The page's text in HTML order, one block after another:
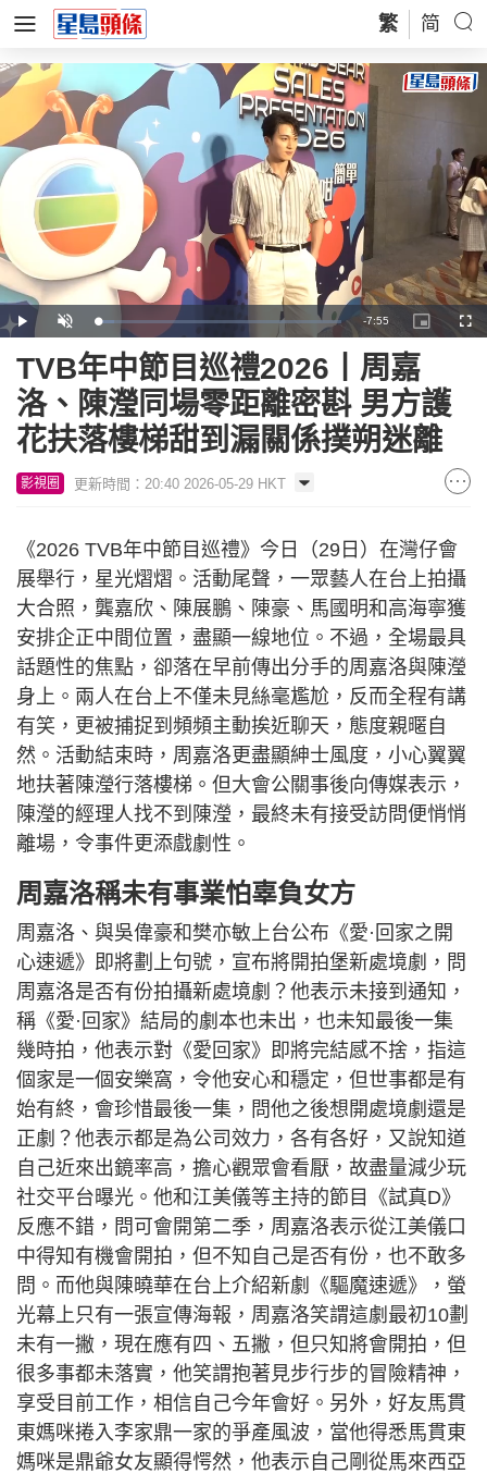
繁 简
Play UnmuteLoaded:
6.67%
Remaining
Time
-7:55
Picture-
in-
TVB年中節目巡禮2026丨周嘉
洛、陳瀅同場零距離密斟 男方護
花扶落樓梯甜到漏關係撲朔迷離
影視圈 更新時間：20:40 2026-05-29 HKT
《2026 TVB年中節目巡禮》今日（29日）在灣仔會
展舉行，星光熠熠。活動尾聲，一眾藝人在台上拍攝
大合照，龔嘉欣、陳展鵬、陳豪、馬國明和高海寧獲
安排企正中間位置，盡顯一線地位。不過，全場最具
話題性的焦點，卻落在早前傳出分手的周嘉洛與陳瀅
身上。兩人在台上不僅未見絲毫尷尬，反而全程有講
有笑，更被捕捉到頻頻主動挨近聊天，態度親暱自
然。活動結束時，周嘉洛更盡顯紳士風度，小心翼翼
地扶著陳瀅行落樓梯。但大會公關事後向傳媒表示，
陳瀅的經理人找不到陳瀅，最終未有接受訪問便悄悄
離場，令事件更添戲劇性。
周嘉洛稱未有事業怕辜負女方
周嘉洛、與吳偉豪和樊亦敏上台公布《愛·回家之開
心速遞》即將劃上句號，宣布將開拍堡新處境劇，問
周嘉洛是否有份拍攝新處境劇？他表示未接到通知，
稱《愛·回家》結局的劇本也未出，也未知最後一集
幾時拍，他表示對《愛回家》即將完結感不捨，指這
個家是一個安樂窩，令他安心和穩定，但世事都是有
始有終，會珍惜最後一集，問他之後想開處境劇還是
正劇？他表示都是為公司效力，各有各好，又說知道
自己近來出鏡率高，擔心觀眾會看厭，故盡量減少玩
社交平台曝光。他和江美儀等主持的節目《試真D》
反應不錯，問可會開第二季，周嘉洛表示從江美儀口
中得知有機會開拍，但不知自己是否有份，也不敢多
問。而他與陳曉華在台上介紹新劇《驅魔速遞》，螢
光幕上只有一張宣傳海報，周嘉洛笑謂這劇最初10劃
未有一撇，現在應有四、五撇，但只知將會開拍，但
很多事都未落實，他笑謂抱著見步行步的冒險精神，
享受目前工作，相信自己今年會好。另外，好友馬貫
東媽咪捲入李家鼎一家的爭產風波，當他得悉馬貫東
媽咪是鼎爺女友顯得愕然，他表示自己剛從馬來西亞